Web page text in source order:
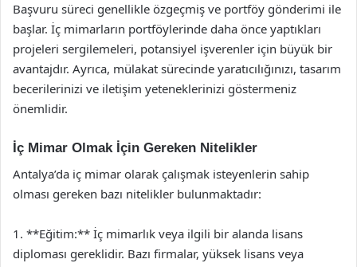
Başvuru süreci genellikle özgeçmiş ve portföy gönderimi ile
başlar. İç mimarların portföylerinde daha önce yaptıkları
projeleri sergilemeleri, potansiyel işverenler için büyük bir
avantajdır. Ayrıca, mülakat sürecinde yaratıcılığınızı, tasarım
becerilerinizi ve iletişim yeteneklerinizi göstermeniz
önemlidir.
İç Mimar Olmak İçin Gereken Nitelikler
Antalya’da iç mimar olarak çalışmak isteyenlerin sahip
olması gereken bazı nitelikler bulunmaktadır:
1. **Eğitim:** İç mimarlık veya ilgili bir alanda lisans
diploması gereklidir. Bazı firmalar, yüksek lisans veya